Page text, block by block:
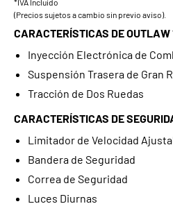
*IVA Incluido
(Precios sujetos a cambio sin previo aviso).
CARACTERÍSTICAS DE OUTLAW
Inyección Electrónica de
Suspensión Trasera de Gran
Tracción de Dos Ruedas
CARACTERÍSTICAS DE
Limitador de Velocidad
Bandera de Seguridad
Correa de Seguridad
Luces Diurnas